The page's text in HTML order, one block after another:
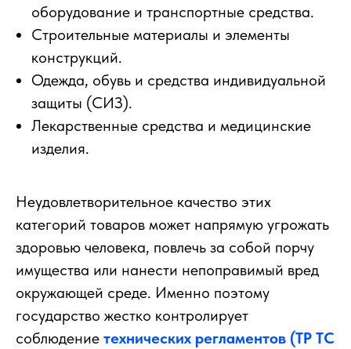
оборудование и транспортные средства.
Строительные материалы и элементы
конструкций.
Одежда, обувь и средства индивидуальной
защиты (СИЗ).
Лекарственные средства и медицинские
изделия.
Неудовлетворительное качество этих
категорий товаров может напрямую угрожать
здоровью человека, повлечь за собой порчу
имущества или нанести непоправимый вред
окружающей среде. Именно поэтому
государство жестко контролирует
соблюдение технических регламентов (ТР ТС